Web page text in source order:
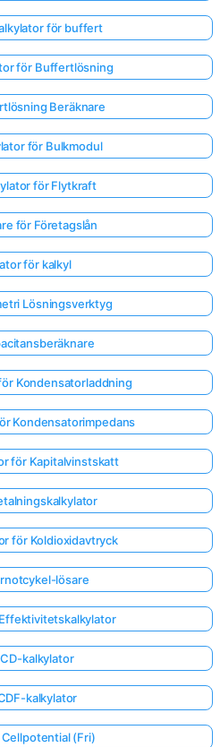
för buffert
för Buffertlösning
Beräknare
för Bulkmodul
för Flytkraft
för Företagslån
för kalkyl
Lösningsverktyg
Kondensatorladdning
Kondensatorimpedans
för Kapitalvinstskatt
för Koldioxidavtryck
lösare
kalkylator
kalkylator
(Fri)